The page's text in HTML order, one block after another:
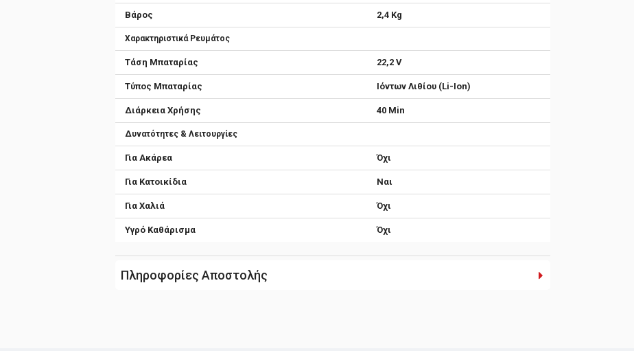
Βάρος 2,4 Kg
Χαρακτηριστικά Ρευμάτος
Τάση Μπαταρίας 22,2 V
Τύπος Μπαταρίας Ιόντων Λιθίου (Li-Ion)
Διάρκεια Χρήσης 40 Min
Δυνατότητες & Λειτουργίες
Για Ακάρεα Όχι
Για Κατοικίδια Ναι
Για Χαλιά Όχι
Υγρό Καθάρισμα Όχι
Πληροφορίες Αποστολής